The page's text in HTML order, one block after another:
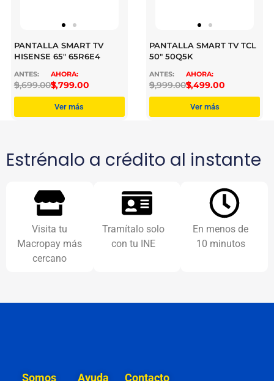
PANTALLA SMART TV
HISENSE 65″ 65R6E4
$
9,699.00$
7,799.00
Ver más
PANTALLA SMART TV TCL
50″ 50Q5K
$
9,999.00$
7,499.00
Ver más
Estrénalo a crédito al instante
Visita tu
Macropay más
cercano
Tramítalo solo
con tu INE
En menos de
10 minutos
Somos Ayuda Contacto